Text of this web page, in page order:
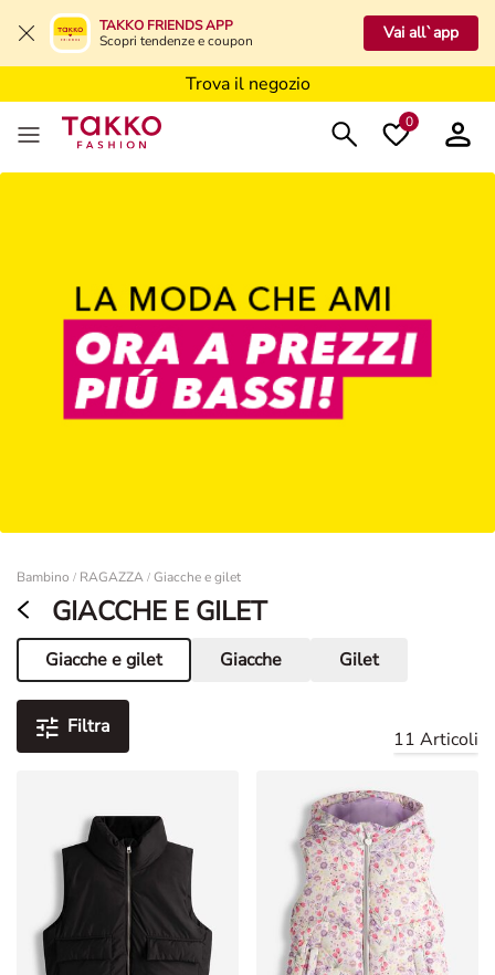
TAKKO FRIENDS APP
Scopri tendenze e coupon
Vai all`app
Trova il negozio
Trova il negozio
0
Bambino / RAGAZZA / Giacche e gilet
GIACCHE E GILET
Giacche e gilet
Pagina corrente Giacche Gilet
Filtra
11 Articoli